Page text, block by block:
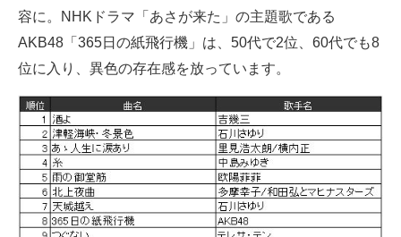
容に。NHKドラマ「あさが来た」の主題歌である
AKB48「365日の紙飛行機」は、50代で2位、60代でも8
位に入り、異色の存在感を放っています。